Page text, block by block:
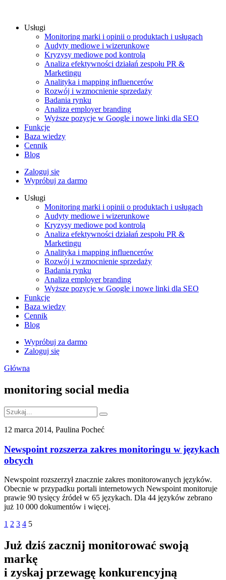
Usługi
Monitoring marki i opinii o produktach i usługach
Audyty mediowe i wizerunkowe
Kryzysy mediowe pod kontrolą
Analiza efektywności działań zespołu PR &
Marketingu
Analityka i mapping influencerów
Rozwój i wzmocnienie sprzedaży
Badania rynku
Analiza employer branding
Wyższe pozycje w Google i nowe linki dla SEO
Funkcje
Baza wiedzy
Cennik
Blog
Zaloguj się
Wypróbuj za darmo
Usługi
Monitoring marki i opinii o produktach i usługach
Audyty mediowe i wizerunkowe
Kryzysy mediowe pod kontrolą
Analiza efektywności działań zespołu PR &
Marketingu
Analityka i mapping influencerów
Rozwój i wzmocnienie sprzedaży
Badania rynku
Analiza employer branding
Wyższe pozycje w Google i nowe linki dla SEO
Funkcje
Baza wiedzy
Cennik
Blog
Wypróbuj za darmo
Zaloguj się
Główna
monitoring social media
12 marca 2014, Paulina Pocheć
Newspoint rozszerza zakres monitoringu w językach
obcych
Newspoint rozszerzył znacznie zakres monitorowanych języków.
Obecnie w przypadku portali internetowych Newspoint monitoruje
prawie 90 tysięcy źródeł w 65 językach. Dla 44 języków zebrano
już 10 000 dokumentów i więcej.
1 2 3 4 5
Już dziś zacznij monitorować swoją
markę
i zyskaj przewagę konkurencyjną